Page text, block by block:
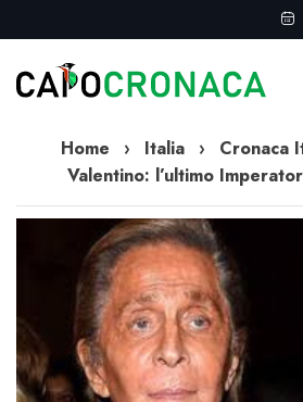
Home › Italia › Cronaca
Valentino: l’ultimo